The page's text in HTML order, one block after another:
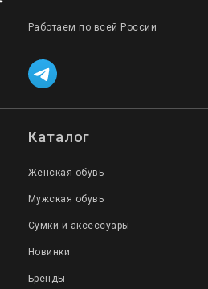
Работаем по всей России
Каталог
Женская обувь
Мужская обувь
Сумки и аксессуары
Новинки
Бренды